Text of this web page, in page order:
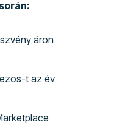
áron
t az év